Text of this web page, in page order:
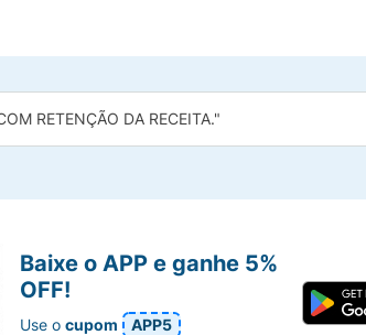
RETENÇÃO DA RECEITA."
Baixe o APP e ganhe 5%
OFF!
Use ocupom
APP5